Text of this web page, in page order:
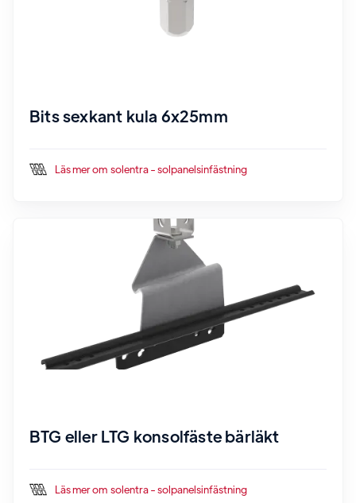
Bits sexkant kula 6x25mm
Läs mer om solentra - solpanelsinfästning
BTG eller LTG konsolfäste bärläkt
Läs mer om solentra - solpanelsinfästning